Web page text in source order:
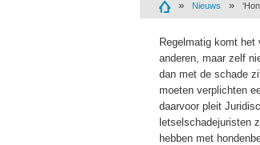
Nieuws
Regelmatig komt het
anderen, maar zelf
dan met de schade
moeten verplichten
daarvoor pleit
letselschadejuristen
hebben met